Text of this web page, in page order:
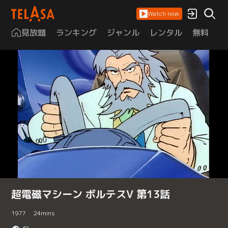
Watch now
見放題 ランキング ジャンル レンタル 無料
超電磁マシーン ボルテスV 第13話
1977 24mins